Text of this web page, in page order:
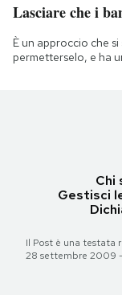
Lasciare che i
È un approccio che
permetterselo, e ha
Chi
Gestisci
Il Post è una testata
28 settembre 2009